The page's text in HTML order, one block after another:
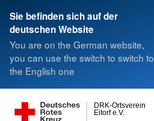
Sie befinden sich auf der
deutschen Website
You are on the German website,
you can use the switch to switch to
the English one
Eitorf e.V.
DRK-Ortsverein